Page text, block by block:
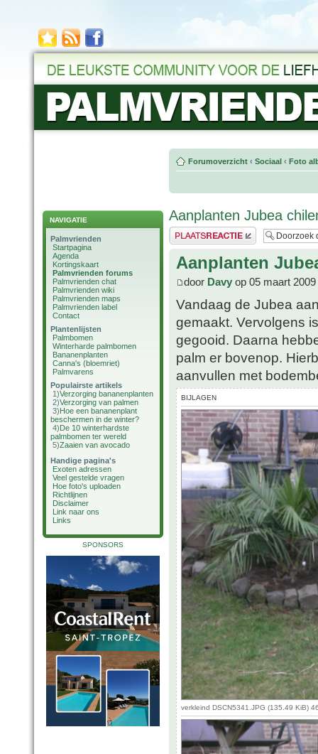
NAVIGATIE
Palmvrienden
Startpagina
Agenda
Kortingskaart
Palmvrienden forums
Palmvrienden chat
Palmvrienden wiki
Palmvrienden maps
Palmvrienden label
Contact
Plantenlijsten
Palmbomen
Winterharde palmbomen
Bananenplanten
Canna's (bloemriet)
Palmvarens
Populairste artikels
1)Verzorging bananenplanten
2)Verzorging van palmen
3)Hoe een bananenplant
beschermen in de winter?
4)De 10 winterhardste
palmbomen ter wereld
5)Zaaien van avocado
Handige pagina's
Exoten adressen
Veel gestelde vragen
Hoe foto's uploaden
Richtlijnen
Disclaimer
Link naar ons
Links
SPONSORS
Forumoverzicht ‹ Sociaal ‹ Foto
Aanplanten Jubea
Plaats een reactie
Aanplanten
door Davy op 05 maart
Vandaag de Jubea
gemaakt. Vervolgens
gegooid. Daarna
palm er bovenop.
aanvullen met
BIJLAGEN
verkleind DSCN5341.JPG (135.49 KiB)